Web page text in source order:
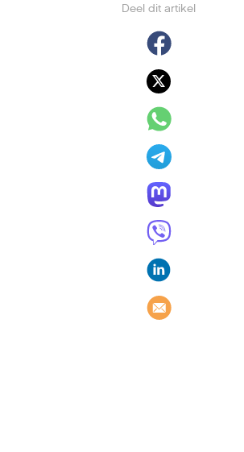
Deel dit artikel